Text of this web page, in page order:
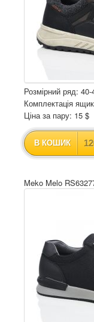
Розмірний ряд: 40-
Комплектація
Ціна за пару: 15 $
В КОШИК
Meko Melo